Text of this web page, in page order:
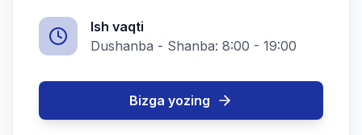
Ish vaqti
Dushanba - Shanba: 8:00 - 19:00
Bizga yozing